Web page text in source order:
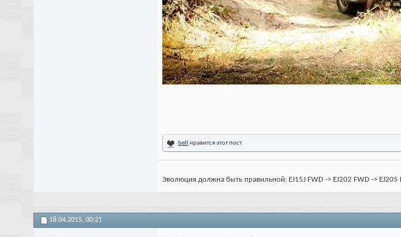
bell нравится этот пост
Эволюция должна быть правильной: EJ15J FWD -> EJ202 FWD ->
18.04.2015, 00:21